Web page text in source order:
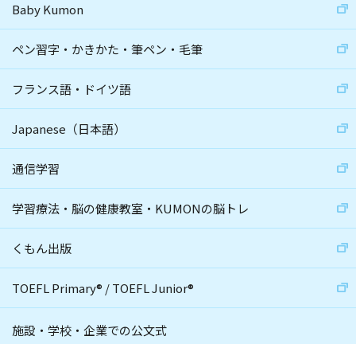
Baby Kumon
ペン習字・かきかた・筆ペン・毛筆
フランス語・ドイツ語
Japanese（日本語）
通信学習
学習療法・脳の健康教室・KUMONの脳トレ
くもん出版
TOEFL Primary® /TOEFL Junior®
施設・学校・企業での公文式